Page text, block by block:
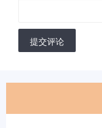
提交评论